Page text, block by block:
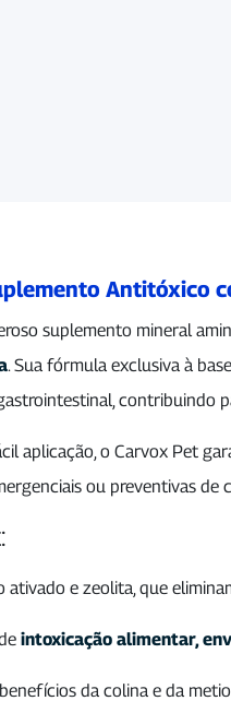
Antitóxico
suplemento mineral
. Sua fórmula exclusiva à
contribuindo
aplicação, o Carvox Pet
ou preventivas de
ativado e zeolita, que
intoxicação alimentar,
da colina e da